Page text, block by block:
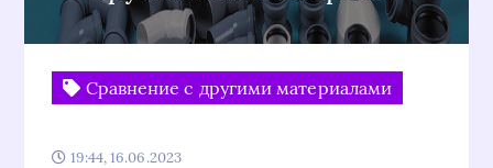
Сравнение с другими материалами
19:44, 16.06.2023